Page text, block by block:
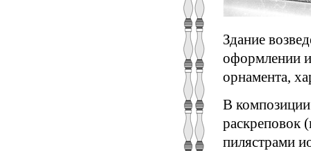
Здание
оформлении
орнамента,
В
раскреповок
пилястрами